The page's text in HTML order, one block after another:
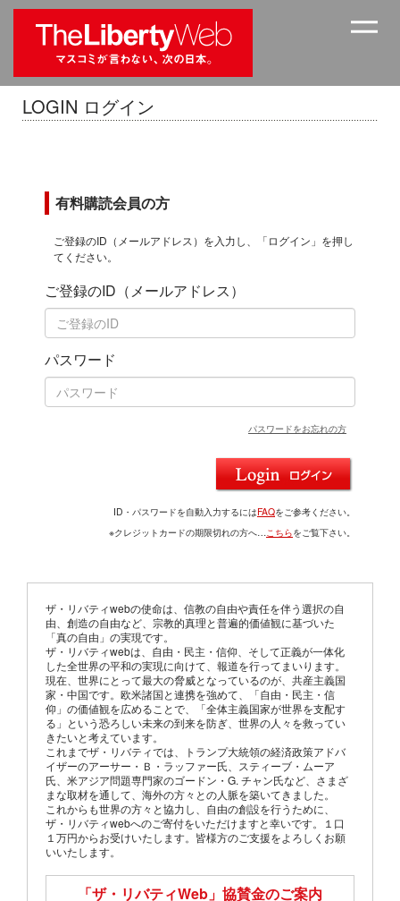
LOGIN ログイン
有料購読会員の方
ご登録のID（メールアドレス）を入力し、「ログイン」を押し
てください。
ご登録のID（メールアドレス）
パスワード
パスワードをお忘れの方
ID・パスワードを自動入力するにはFAQをご参考ください。
※クレジットカードの期限切れの方へ…こちらをご覧下さい。
ザ・リバティwebの使命は、信教の自由や責任を伴う選択の自
由、創造の自由など、宗教的真理と普遍的価値観に基づいた
「真の自由」の実現です。
ザ・リバティwebは、自由・民主・信仰、そして正義が一体化
した全世界の平和の実現に向けて、報道を行ってまいります。
現在、世界にとって最大の脅威となっているのが、共産主義国
家・中国です。欧米諸国と連携を強めて、「自由・民主・信
仰」の価値観を広めることで、「全体主義国家が世界を支配す
る」という恐ろしい未来の到来を防ぎ、世界の人々を救ってい
きたいと考えています。
これまでザ・リバティでは、トランプ大統領の経済政策アドバ
イザーのアーサー・Ｂ・ラッファー氏、スティーブ・ムーア
氏、米アジア問題専門家のゴードン・G. チャン氏など、さまざ
まな取材を通して、海外の方々との人脈を築いてきました。
これからも世界の方々と協力し、自由の創設を行うために、
ザ・リバティwebへのご寄付をいただけますと幸いです。１口
１万円からお受けいたします。皆様方のご支援をよろしくお願
いいたします。
「ザ・リバティWeb」 協賛金のご案内